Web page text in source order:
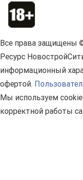
Все права защищены
Ресурс
информационный
офертой.
Мы используем
корректной работы